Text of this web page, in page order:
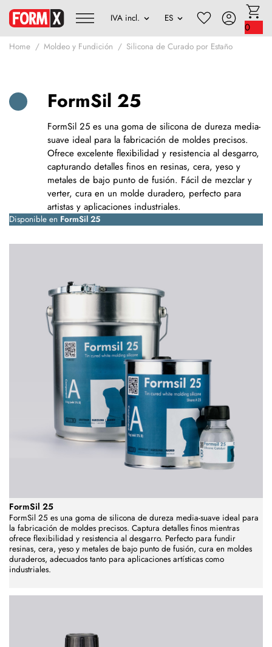
0
Home Moldeo y Fundición Silicona de Curado por Estaño
FormSil 25
FormSil 25 es una goma de silicona de dureza media-
suave ideal para la fabricación de moldes precisos.
Ofrece excelente flexibilidad y resistencia al desgarro,
capturando detalles finos en resinas, cera, yeso y
metales de bajo punto de fusión. Fácil de mezclar y
verter, cura en un molde duradero, perfecto para
artistas y aplicaciones industriales.
Disponible en FormSil 25
FormSil 25
FormSil 25 es una goma de silicona de dureza media-suave ideal para
la fabricación de moldes precisos. Captura detalles finos mientras
ofrece flexibilidad y resistencia al desgarro. Perfecto para fundir
resinas, cera, yeso y metales de bajo punto de fusión, cura en moldes
duraderos, adecuados tanto para aplicaciones artísticas como
industriales.